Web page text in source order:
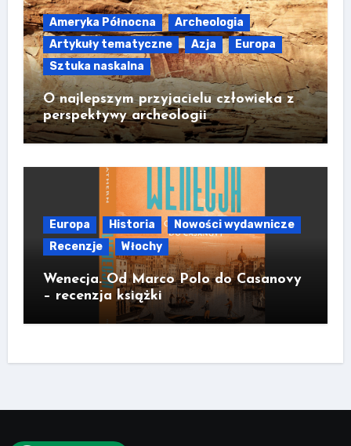
Ameryka Północna
Archeologia
Artykuły tematyczne
Azja
Europa
Sztuka naskalna
O najlepszym przyjacielu człowieka z
perspektywy archeologii
Europa Historia
Nowości wydawnicze
Recenzje
Włochy
Wenecja. Od Marco Polo do Casanovy
– recenzja książki